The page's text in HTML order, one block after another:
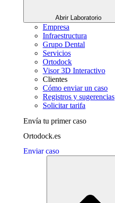
Abrir Laboratorio
Empresa
Infraestructura
Grupo Dental
Servicios
Ortodock
Visor 3D Interactivo
Clientes
Cómo enviar un caso
Registros y sugerencias
Solicitar tarifa
Envía tu primer caso
Ortodock.es
Enviar caso